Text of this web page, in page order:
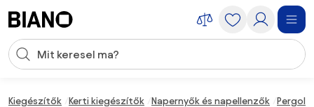
Keresési bevitel
Kiegészítők Kerti kiegészítők Napernyők és napellenzők